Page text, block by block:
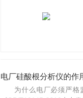
电厂硅酸根分析仪的作
为什么电厂必须严